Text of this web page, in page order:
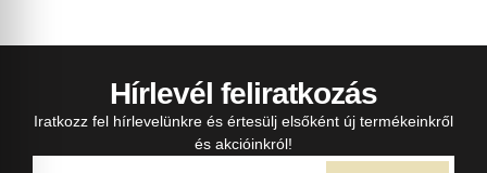
Hírlevél feliratkozás
Iratkozz fel hírlevelünkre és értesülj elsőként új termékeinkről
és akcióinkról!